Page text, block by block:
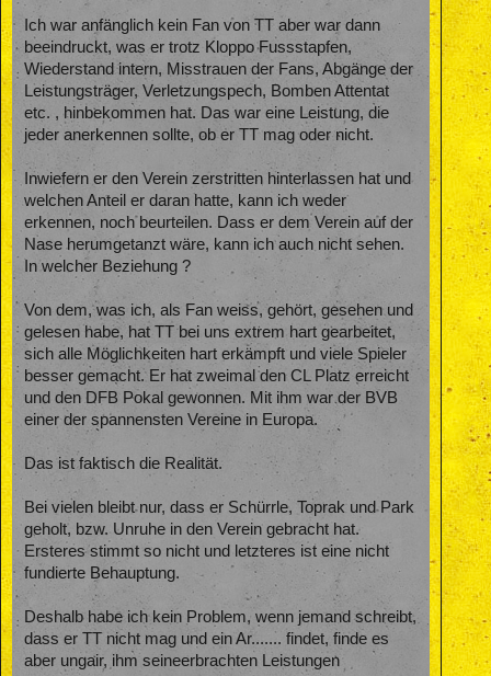
Ich war anfänglich kein Fan von TT aber war dann
beeindruckt, was er trotz Kloppo Fussstapfen,
Wiederstand intern, Misstrauen der Fans, Abgänge der
Leistungsträger, Verletzungspech, Bomben Attentat
etc. , hinbekommen hat. Das war eine Leistung, die
jeder anerkennen sollte, ob er TT mag oder nicht.
Inwiefern er den Verein zerstritten hinterlassen hat und
welchen Anteil er daran hatte, kann ich weder
erkennen, noch beurteilen. Dass er dem Verein auf der
Nase herumgetanzt wäre, kann ich auch nicht sehen.
In welcher Beziehung ?
Von dem, was ich, als Fan weiss, gehört, gesehen und
gelesen habe, hat TT bei uns extrem hart gearbeitet,
sich alle Möglichkeiten hart erkämpft und viele Spieler
besser gemacht. Er hat zweimal den CL Platz erreicht
und den DFB Pokal gewonnen. Mit ihm war der BVB
einer der spannensten Vereine in Europa.
Das ist faktisch die Realität.
Bei vielen bleibt nur, dass er Schürrle, Toprak und Park
geholt, bzw. Unruhe in den Verein gebracht hat.
Ersteres stimmt so nicht und letzteres ist eine nicht
fundierte Behauptung.
Deshalb habe ich kein Problem, wenn jemand schreibt,
dass er TT nicht mag und ein Ar....... findet, finde es
aber ungair, ihm seineerbrachten Leistungen